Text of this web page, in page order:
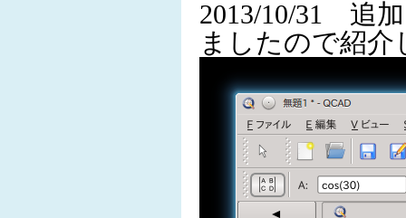
2013/10/31 追
ましたので紹介